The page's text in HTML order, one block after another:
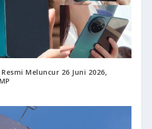
Meluncur 26 Juni 2026,